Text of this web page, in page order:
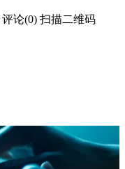
评论(0) 扫描二维码